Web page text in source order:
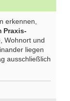
erkennen,
Praxis-
Wohnort und
liegen
ausschließlich